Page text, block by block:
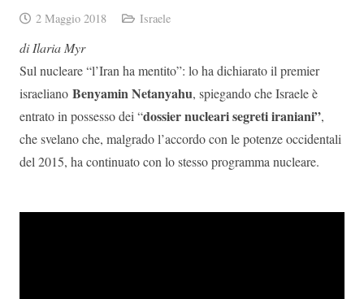
2 Maggio 2018 Israele
di Ilaria Myr
Sul nucleare “l’Iran ha mentito”: lo ha dichiarato il premier
israeliano Benyamin Netanyahu, spiegando che Israele è
entrato in possesso dei “dossier nucleari segreti iraniani”,
che svelano che, malgrado l’accordo con le potenze occidentali
del 2015, ha continuato con lo stesso programma nucleare.